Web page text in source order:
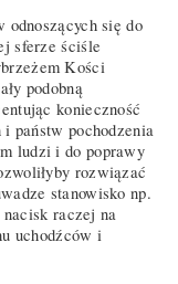
odnoszących się do
sferze ściśle
Kości
podobną
konieczność
państw pochodzenia
ludzi i do poprawy
rozwiązać
stanowisko np.
raczej na
uchodźców i